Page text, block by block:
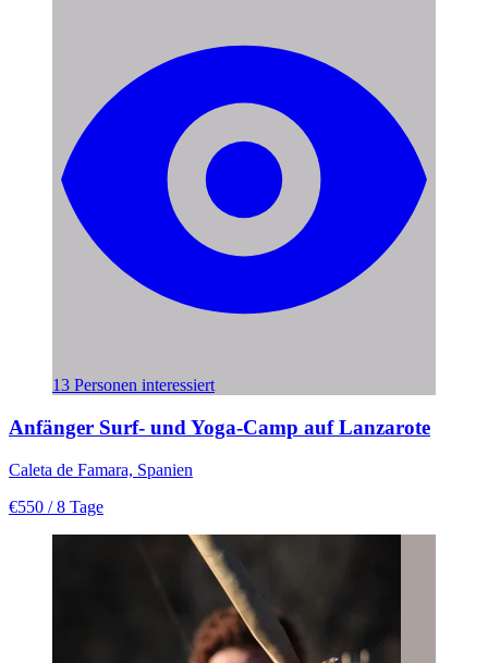
13 Personen interessiert
Anfänger Surf- und Yoga-Camp auf Lanzarote
Caleta de Famara, Spanien
€550 / 8 Tage